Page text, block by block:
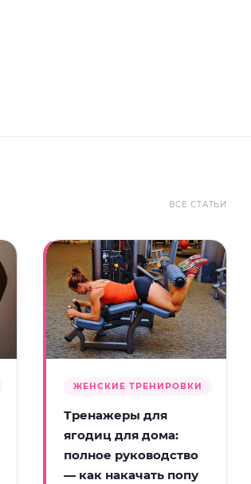
ВСЕ СТАТЬИ
ЖЕНСКИЕ ТРЕНИРОВКИ
Тренажеры для
ягодиц для дома:
полное руководство
— как накачать попу